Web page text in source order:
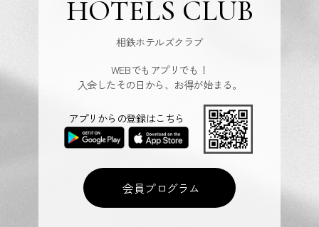
HOTELS CLUB
相鉄ホテルズクラブ
WEBでもアプリでも！
入会したその日から、お得が始まる。
会員プログラム
アプリからの登録はこちら